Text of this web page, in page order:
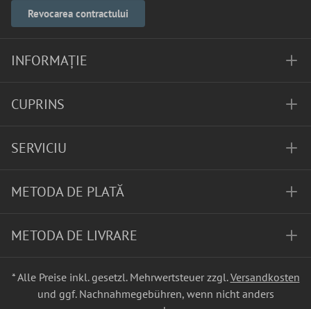
Revocarea contractului
INFORMAȚIE
CUPRINS
SERVICIU
METODA DE PLATĂ
METODA DE LIVRARE
* Alle Preise inkl. gesetzl. Mehrwertsteuer zzgl.Versandkosten
und ggf. Nachnahmegebühren, wenn nicht anders